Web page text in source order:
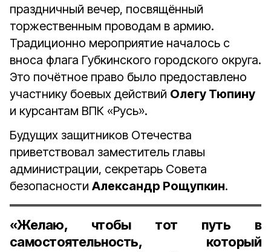
праздничный вечер, посвящённый
торжественным проводам в армию.
Традиционно мероприятие началось с
вноса флага Губкинского городского округа.
Это почётное право было предоставлено
участнику боевых действий Олегу Тюпину
и курсантам ВПК «Русь».
Будущих защитников Отечества
приветствовал заместитель главы
администрации, секретарь Совета
безопасности Александр Рощупкин.
«Желаю, чтобы тот путь в
самостоятельность, который